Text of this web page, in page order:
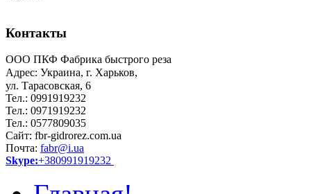
Контакты
ООО ПКФ Фабрика быстрого реза
Адрес: Украина, г. Харьков,
ул. Тарасовская, 6
Тел.: 0991919232
Тел.: 0971919232
Тел.: 0577809035
Сайт: fbr-gidrorez.com.ua
Почта: fabr@i.ua
Skype:+380991919232